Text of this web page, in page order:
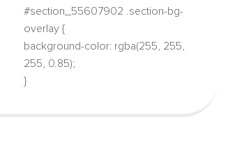
#section_55607902 .section-bg-
overlay {
background-color: rgba(255, 255,
255, 0.85);
}